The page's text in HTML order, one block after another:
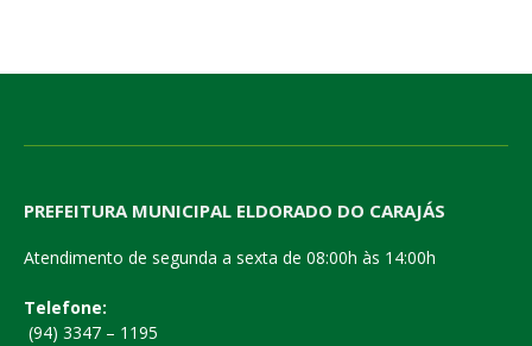
PREFEITURA MUNICIPAL ELDORADO DO CARAJÁS
Atendimento de segunda a sexta de 08:00h às 14:00h
Telefone:
(94) 3347 – 1195